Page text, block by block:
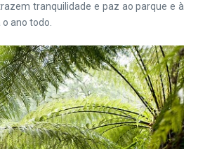
tranquilidade e paz ao parque e à
ano todo.